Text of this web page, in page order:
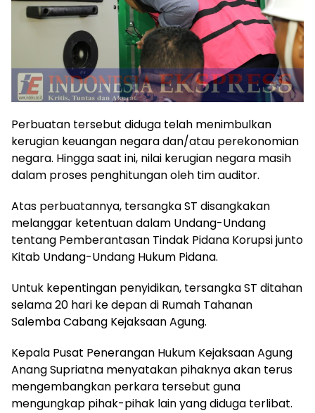
Perbuatan tersebut diduga telah menimbulkan
kerugian keuangan negara dan/atau perekonomian
negara. Hingga saat ini, nilai kerugian negara masih
dalam proses penghitungan oleh tim auditor.
Atas perbuatannya, tersangka ST disangkakan
melanggar ketentuan dalam Undang-Undang
tentang Pemberantasan Tindak Pidana Korupsi junto
Kitab Undang-Undang Hukum Pidana.
Untuk kepentingan penyidikan, tersangka ST ditahan
selama 20 hari ke depan di Rumah Tahanan
Salemba Cabang Kejaksaan Agung.
Kepala Pusat Penerangan Hukum Kejaksaan Agung
Anang Supriatna menyatakan pihaknya akan terus
mengembangkan perkara tersebut guna
mengungkap pihak-pihak lain yang diduga terlibat.